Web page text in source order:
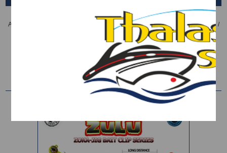
Αρχική ΖΟΚΕΣ - JIG HEADS / JIG HEADS X-PARAGON /
ZULU SERIES